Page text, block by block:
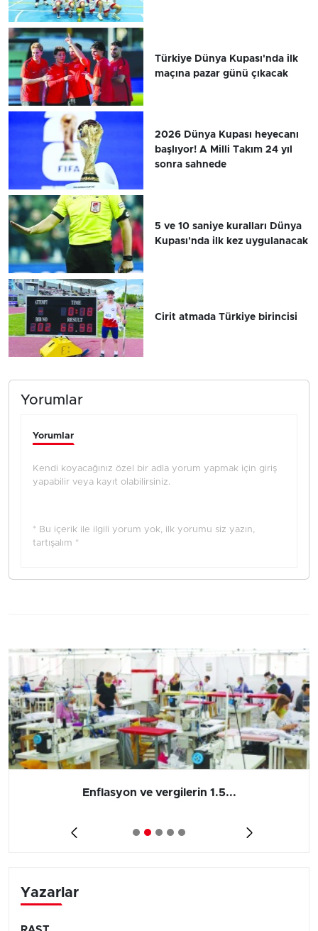
Türkiye Dünya Kupası'nda ilk
maçına pazar günü çıkacak
2026 Dünya Kupası heyecanı
başlıyor! A Milli Takım 24 yıl
sonra sahnede
5 ve 10 saniye kuralları Dünya
Kupası'nda ilk kez uygulanacak
Cirit atmada Türkiye birincisi
Yorumlar
Yorumlar
Kendi koyacağınız özel bir adla yorum yapmak için giriş
yapabilir veya kayıt olabilirsiniz.
* Bu içerik ile ilgili yorum yok, ilk yorumu siz yazın,
tartışalım *
Enflasyon ve vergilerin 1.5...
Yazarlar